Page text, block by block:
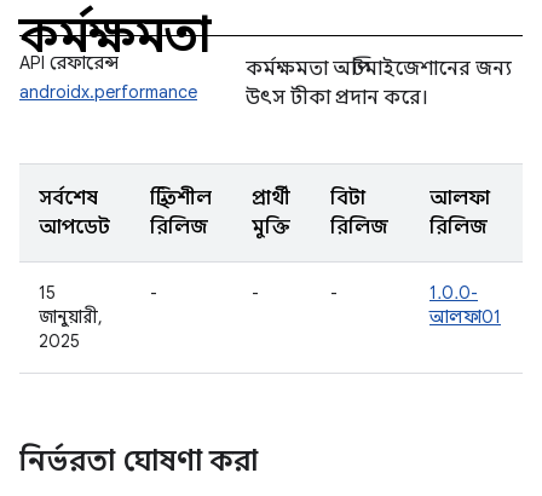
কর্মক্ষমতা
API রেফারেন্স
androidx.performance
কর্মক্ষমতা অপ্টিমাইজেশানের জন্য
উৎস টীকা প্রদান করে।
সর্বশেষ
আপডেট
স্থিতিশীল
রিলিজ
প্রার্থী
মুক্তি
বিটা
রিলিজ
আলফা
রিলিজ
15
জানুয়ারী,
2025
- - -
1.0.0-
আলফা01
নির্ভরতা ঘোষণা করা